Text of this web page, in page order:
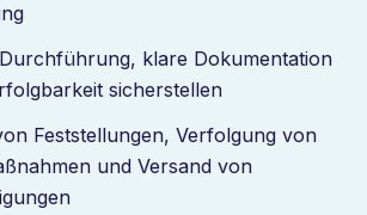
klare Dokumentation
sicherstellen
Feststellungen, Verfolgung von
und Versand von